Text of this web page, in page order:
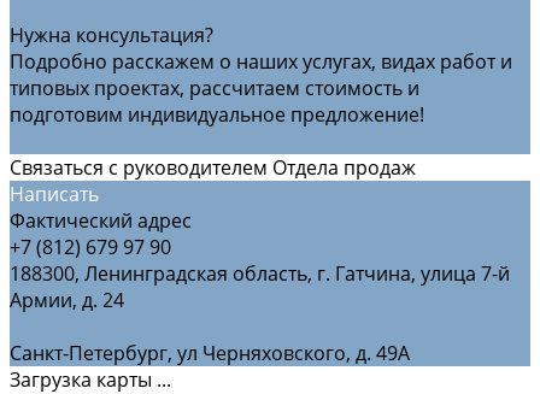
Нужна консультация?
Подробно расскажем о наших услугах, видах работ и
типовых проектах, рассчитаем стоимость и
подготовим индивидуальное предложение!
Связаться с руководителем Отдела продаж
Написать
Фактический адрес
+7 (812) 679 97 90
188300, Ленинградская область, г. Гатчина, улица 7-й
Армии, д. 24
Санкт-Петербург, ул Черняховского, д. 49А
Загрузка карты ...